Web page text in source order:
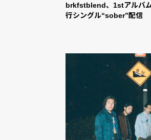
brkfstblend、1stアルバ
行シングル“sober”配信